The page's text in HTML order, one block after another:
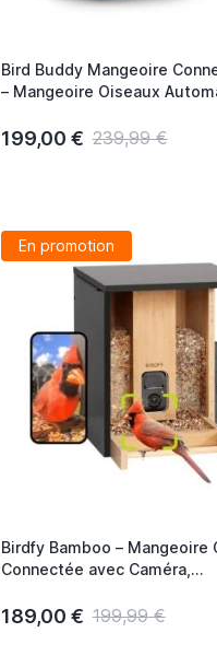
Bird Buddy Mangeoire
– Mangeoire Oiseaux
avec Caméra et Panneau
199,00 € 239,99 €
En promotion
Birdfy Bamboo – Mangeoire
Connectée avec Caméra,
Reconnaissance IA et
189,00 € 199,99 €